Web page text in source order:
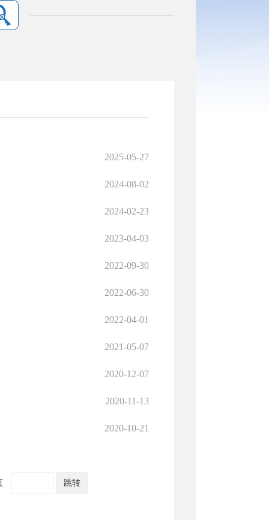
2025-05-27
2024-08-02
2024-02-23
2023-04-03
2022-09-30
2022-06-30
2022-04-01
2021-05-07
2020-12-07
2020-11-13
2020-10-21
跳转